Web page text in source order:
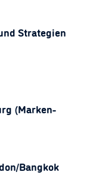
Strategien
(Marken-
Bangkok